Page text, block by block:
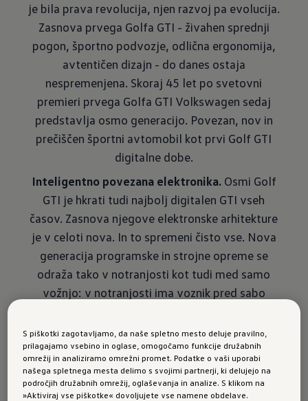
je bila prava revolucija, njen razvoj pa evolucija.
Zasnova prvega Golfa GTI - živahen sprednji
pogon, športno podvozje, odlična ergonomija,
avtentičen dizajn - do danes ostaja
nespremenjena. Skoraj 45 let po svetovni
premieri prvega Golfa GTI Volkswagen sedaj
predstavlja osmo generacijo. Povezan, nov in
prečiš­čen športni avtomobil kot prvi Golf GTI
digitalne dobe.
Inteligentno povezana elektronika.Osmi Golf
GTI je hkrati tudi najbolj digi­talen GTI vseh
časov. Zasnova njegove elektronske arhitekture
je v celoti nova. In to spremeni čisto vse. Nova
generacija programske in strojne opreme se
odraža tako v notranjosti kot tudi med samo
vožnjo: v notranjosti ima voznik pred sabo
upravljalnih elementov. Najvišja raven
intuitivnosti in vsestranskosti doslej omogoča
individualno prilagoditev Golfa GTI z vizualnega
in tehničnega vidika. Voznik se pri tem ne odloča
S piškotki zagotavljamo, da naše spletno mesto deluje pravilno,
prilagajamo vsebino in oglase, omogočamo funkcije družabnih
omrežij in analiziramo omrežni promet. Podatke o vaši uporabi
našega spletnega mesta delimo s svojimi partnerji, ki delujejo na
področjih družabnih omrežij, oglaševanja in analize. S klikom na
»Aktiviraj vse piškotke« dovoljujete vse namene obdelave.